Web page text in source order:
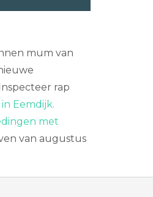
mum van
rap
Eemdijk.
met
van augustus